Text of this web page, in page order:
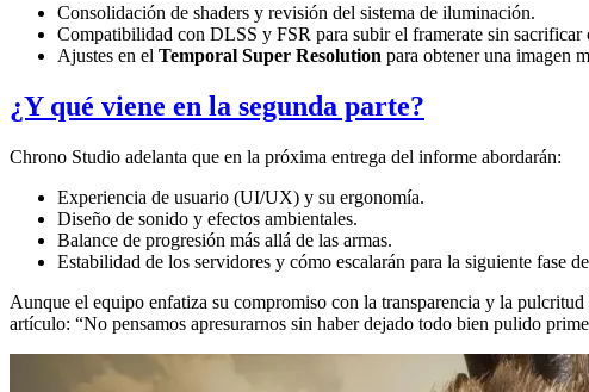
Consolidación de shaders y revisión del sistema de iluminación.
Compatibilidad con DLSS y FSR para subir el framerate sin sacrificar
Ajustes en el Temporal Super Resolution para obtener una imagen
¿Y qué viene en la segunda parte?
Chrono Studio adelanta que en la próxima entrega del informe abordarán:
Experiencia de usuario (UI/UX) y su ergonomía.
Diseño de sonido y efectos ambientales.
Balance de progresión más allá de las armas.
Estabilidad de los servidores y cómo escalarán para la siguiente fase
Aunque el equipo enfatiza su compromiso con la transparencia y la
artículo: “No pensamos apresurarnos sin haber dejado todo bien pulido